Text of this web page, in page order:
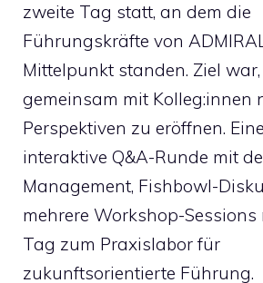
zweite Tag statt, an dem die
Führungskräfte von
Mittelpunkt standen. Ziel war,
gemeinsam mit Kolleg:innen
Perspektiven zu eröffnen. Eine
interaktive Q&A-Runde mit
Management, Fishbowl-
mehrere Workshop-Sessions
Tag zum Praxislabor für
zukunftsorientierte Führung.